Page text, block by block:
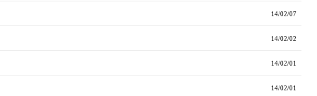
14/02/07
14/02/02
14/02/01
14/02/01